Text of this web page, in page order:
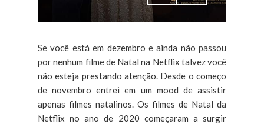
Se você está em dezembro e ainda não passou
por nenhum filme de Natal na Netflix talvez você
não esteja prestando atenção. Desde o começo
de novembro entrei em um mood de assistir
apenas filmes natalinos. Os filmes de Natal da
Netflix no ano de 2020 começaram a surgir